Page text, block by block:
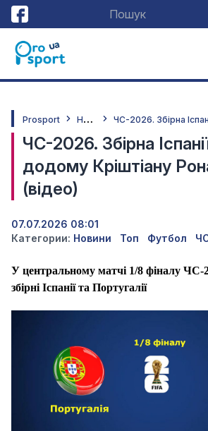
Prosport Н
овини
ЧС-2026. Збірна
додому Кріштіану
(відео)
07.07.2026 08:01
Категории: Новини Топ Футбол
У центральному матчі 1/8 фіналу ЧС-
збірні Іспанії та Португалії